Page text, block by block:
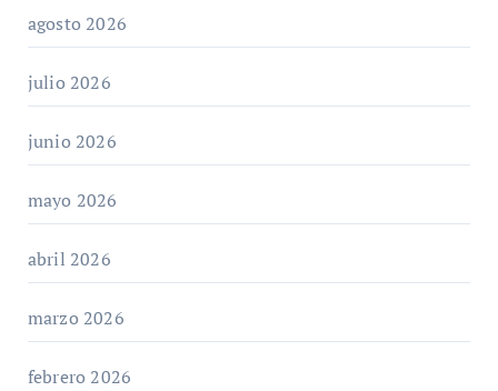
agosto 2026
julio 2026
junio 2026
mayo 2026
abril 2026
marzo 2026
febrero 2026